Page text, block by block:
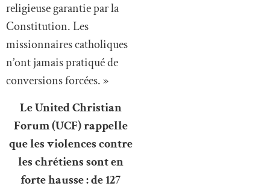
religieuse garantie par la
Constitution. Les
missionnaires catholiques
n’ont jamais pratiqué de
conversions forcées. »
Le United Christian
Forum (UCF) rappelle
que les violences contre
les chrétiens sont en
forte hausse : de 127